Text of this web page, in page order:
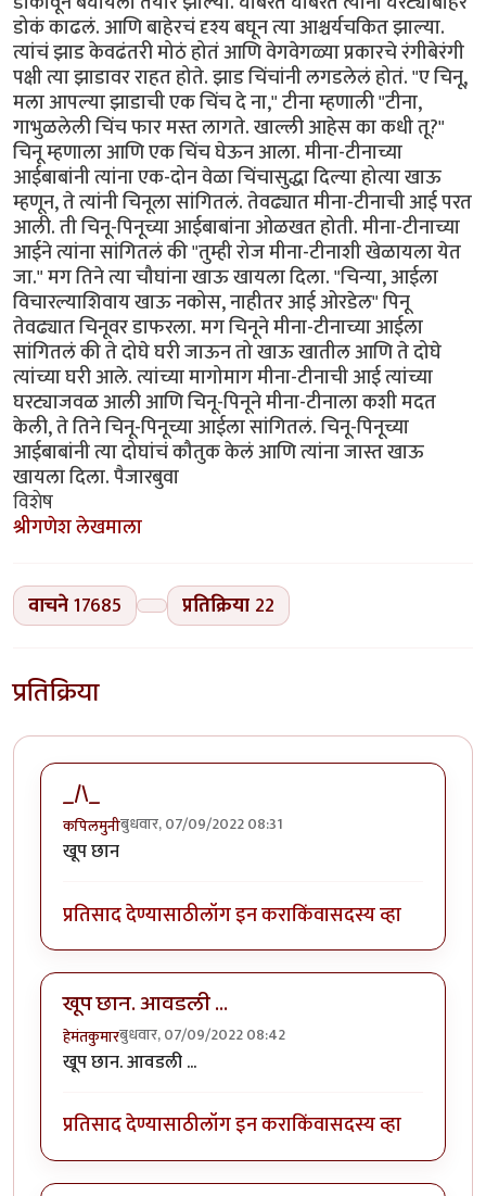
डोकं काढलं. आणि बाहेरचं दृश्य बघून त्या आश्चर्यचकित झाल्या.
त्यांचं झाड केवढंतरी मोठं होतं आणि वेगवेगळ्या प्रकारचे रंगीबेरंगी
पक्षी त्या झाडावर राहत होते. झाड चिंचांनी लगडलेलं होतं. "ए चिनू,
मला आपल्या झाडाची एक चिंच दे ना," टीना म्हणाली "टीना,
गाभुळलेली चिंच फार मस्त लागते. खाल्ली आहेस का कधी तू?"
चिनू म्हणाला आणि एक चिंच घेऊन आला. मीना-टीनाच्या
आईबाबांनी त्यांना एक-दोन वेळा चिंचासुद्धा दिल्या होत्या खाऊ
म्हणून, ते त्यांनी चिनूला सांगितलं. तेवढ्यात मीना-टीनाची आई परत
आली. ती चिनू-पिनूच्या आईबाबांना ओळखत होती. मीना-टीनाच्या
आईने त्यांना सांगितलं की "तुम्ही रोज मीना-टीनाशी खेळायला येत
जा." मग तिने त्या चौघांना खाऊ खायला दिला. "चिन्या, आईला
विचारल्याशिवाय खाऊ नकोस, नाहीतर आई ओरडेल" पिनू
तेवढ्यात चिनूवर डाफरला. मग चिनूने मीना-टीनाच्या आईला
सांगितलं की ते दोघे घरी जाऊन तो खाऊ खातील आणि ते दोघे
त्यांच्या घरी आले. त्यांच्या मागोमाग मीना-टीनाची आई त्यांच्या
घरट्याजवळ आली आणि चिनू-पिनूने मीना-टीनाला कशी मदत
केली, ते तिने चिनू-पिनूच्या आईला सांगितलं. चिनू-पिनूच्या
आईबाबांनी त्या दोघांचं कौतुक केलं आणि त्यांना जास्त खाऊ
खायला दिला. पैजारबुवा
विशेष
श्रीगणेश लेखमाला
वाचने17685 प्रतिक्रिया 22
प्रतिक्रिया
_/\_
कपिलमुनीबुधवार, 07/09/2022 08:31
खूप छान
प्रतिसाद देण्यासाठीलॉग इन कराकिंवासदस्य व्हा
खूप छान. आवडली ...
हेमंतकुमारबुधवार, 07/09/2022 08:42
खूप छान. आवडली ...
प्रतिसाद देण्यासाठीलॉग इन कराकिंवासदस्य व्हा